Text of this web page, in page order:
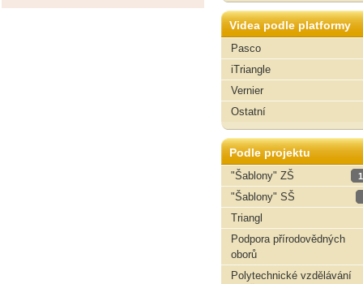
Videa podle platformy
Pasco
iTriangle
Vernier
Ostatní
Podle projektu
"Šablony" ZŠ
"Šablony" SŠ
Triangl
Podpora přírodovědných
oborů
Polytechnické vzdělávání